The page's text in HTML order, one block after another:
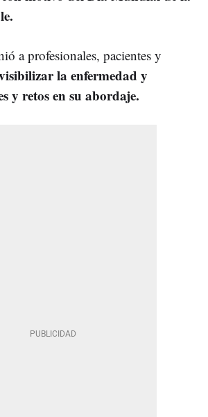
a profesionales, pacientes y
la enfermedad y
y retos en su abordaje.